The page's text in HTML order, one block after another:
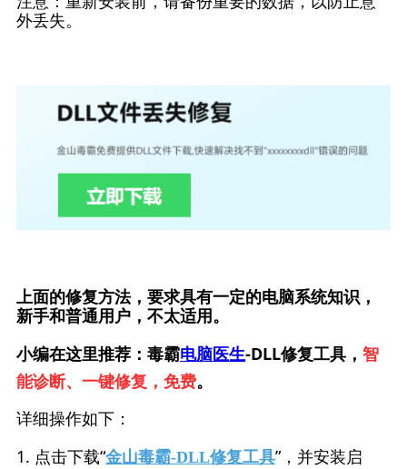
外丢失。
上面的修复方法，要求具有一定的电脑系统知识，
新手和普通用户，不太适用。
小编在这里推荐：毒霸电脑医生-DLL修复工具， 智
能诊断、一键修复，免费。
详细操作如下：
1. 点击下载“金山毒霸-DLL修复工具”，并安装启